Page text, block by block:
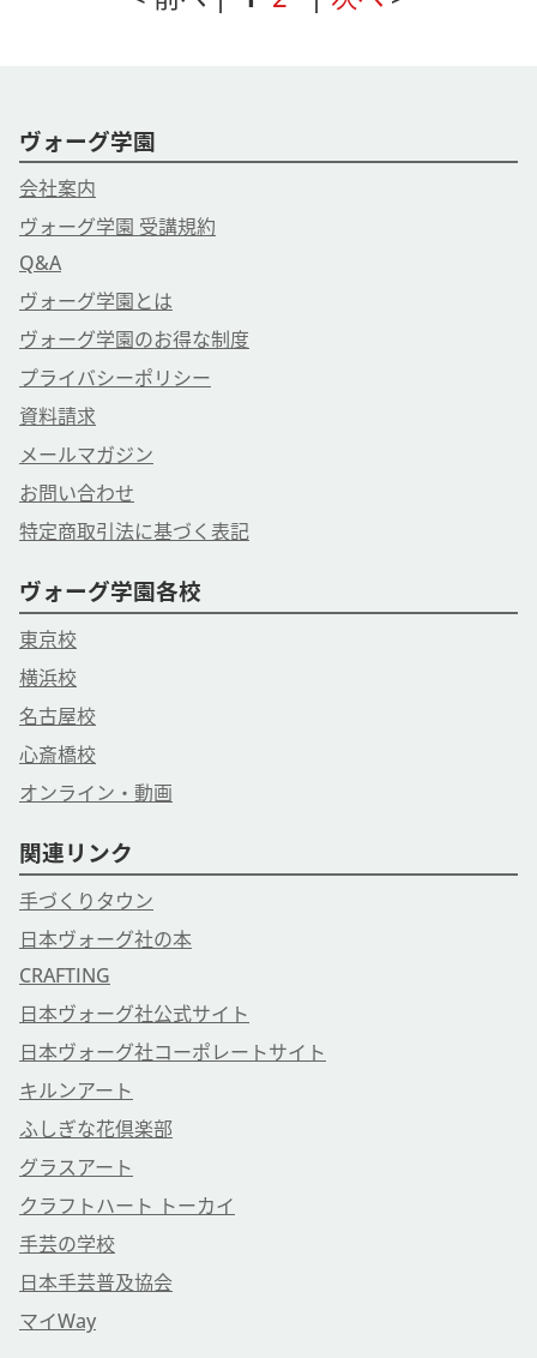
ヴォーグ学園
会社案内
ヴォーグ学園 受講規約
Q&A
ヴォーグ学園とは
ヴォーグ学園のお得な制度
プライバシーポリシー
資料請求
メールマガジン
お問い合わせ
特定商取引法に基づく表記
ヴォーグ学園各校
東京校
横浜校
名古屋校
心斎橋校
オンライン・動画
関連リンク
手づくりタウン
日本ヴォーグ社の本
CRAFTING
日本ヴォーグ社公式サイト
日本ヴォーグ社コーポレートサイト
キルンアート
ふしぎな花倶楽部
グラスアート
クラフトハート トーカイ
手芸の学校
日本手芸普及協会
マイWay